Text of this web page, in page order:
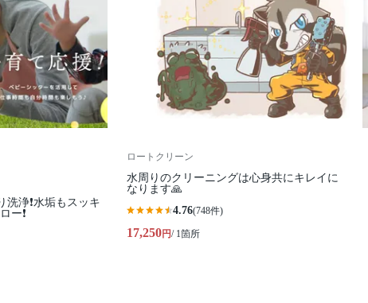
浄❗️水垢もスッキ
ー❗️
ロートクリーン
水周りのクリーニングは心身共にキレイに
なります🙏
4.76(748件)
17,250円/ 1箇所